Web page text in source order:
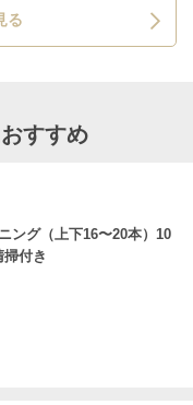
る
すすめ
ング（上下16〜20本）10
付き